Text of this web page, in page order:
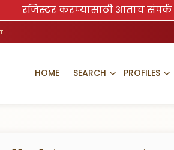
रजिस्टर करण्यासाठी आताच
HOME SEARCH PROFILES